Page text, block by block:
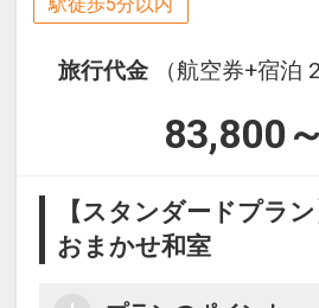
旅行代金
（航空券+宿泊
83,800
【スタンダードプラ
おまかせ和室